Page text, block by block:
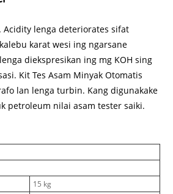
lenga deteriorates sifat
karat wesi ing ngarsane
diekspresikan ing mg KOH sing
Kit Tes Asam Minyak Otomatis
lan lenga turbin. Kang digunakake
petroleum nilai asam tester saiki.
15 kg